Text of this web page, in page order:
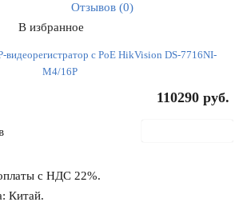
Отзывов (0)
В избранное
110290 руб.
с НДС 22%.
Китай.